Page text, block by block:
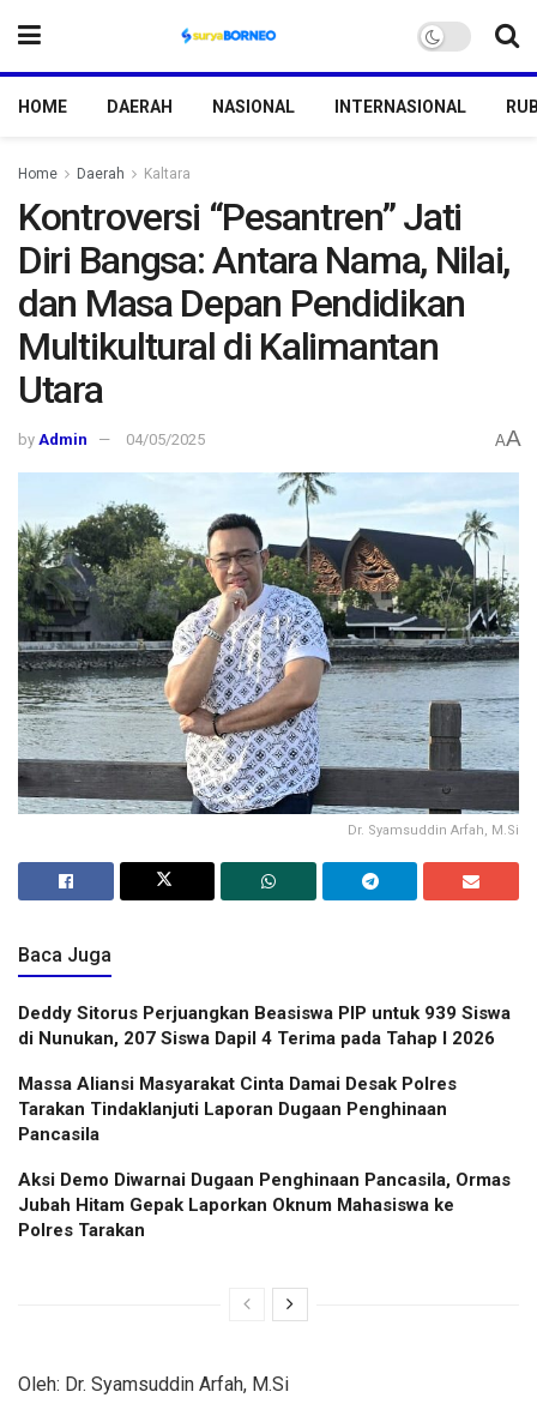
HOME DAERAH NASIONAL INTERNASIONAL
Home Daerah Kaltara
Kontroversi “Pesantren” Jati
Diri Bangsa: Antara Nama, Nilai,
dan Masa Depan Pendidikan
Multikultural di Kalimantan
Utara
by Admin 04/05/2025 AA
Dr. Syamsuddin Arfah, M.Si
Baca Juga
Deddy Sitorus Perjuangkan Beasiswa PIP untuk 939 Siswa
di Nunukan, 207 Siswa Dapil 4 Terima pada Tahap I 2026
Massa Aliansi Masyarakat Cinta Damai Desak Polres
Tarakan Tindaklanjuti Laporan Dugaan Penghinaan
Pancasila
Aksi Demo Diwarnai Dugaan Penghinaan Pancasila, Ormas
Jubah Hitam Gepak Laporkan Oknum Mahasiswa ke
Polres Tarakan
Oleh: Dr. Syamsuddin Arfah, M.Si